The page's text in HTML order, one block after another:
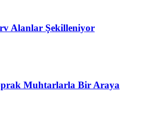
Alanlar Şekilleniyor
Muhtarlarla Bir Araya